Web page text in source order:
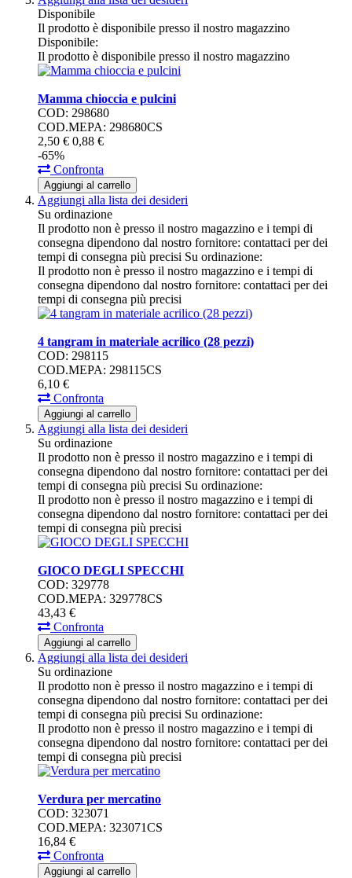
Disponibile
Il prodotto è disponibile presso il nostro magazzino
Disponibile:
Il prodotto è disponibile presso il nostro magazzino
Mamma chioccia e pulcini
COD: 298680
COD.MEPA: 298680CS
2,50 € 0,88 €
-65%
Confronta
Aggiungi al carrello
Aggiungi alla lista dei desideri
Su ordinazione
Il prodotto non è presso il nostro magazzino e i tempi di
consegna dipendono dal nostro fornitore: contattaci per dei
tempi di consegna più precisi Su ordinazione:
Il prodotto non è presso il nostro magazzino e i tempi di
consegna dipendono dal nostro fornitore: contattaci per dei
tempi di consegna più precisi
4 tangram in materiale acrilico (28 pezzi)
COD: 298115
COD.MEPA: 298115CS
6,10 €
Confronta
Aggiungi al carrello
Aggiungi alla lista dei desideri
Su ordinazione
Il prodotto non è presso il nostro magazzino e i tempi di
consegna dipendono dal nostro fornitore: contattaci per dei
tempi di consegna più precisi Su ordinazione:
Il prodotto non è presso il nostro magazzino e i tempi di
consegna dipendono dal nostro fornitore: contattaci per dei
tempi di consegna più precisi
GIOCO DEGLI SPECCHI
COD: 329778
COD.MEPA: 329778CS
43,43 €
Confronta
Aggiungi al carrello
Aggiungi alla lista dei desideri
Su ordinazione
Il prodotto non è presso il nostro magazzino e i tempi di
consegna dipendono dal nostro fornitore: contattaci per dei
tempi di consegna più precisi Su ordinazione:
Il prodotto non è presso il nostro magazzino e i tempi di
consegna dipendono dal nostro fornitore: contattaci per dei
tempi di consegna più precisi
Verdura per mercatino
COD: 323071
COD.MEPA: 323071CS
16,84 €
Confronta
Aggiungi al carrello